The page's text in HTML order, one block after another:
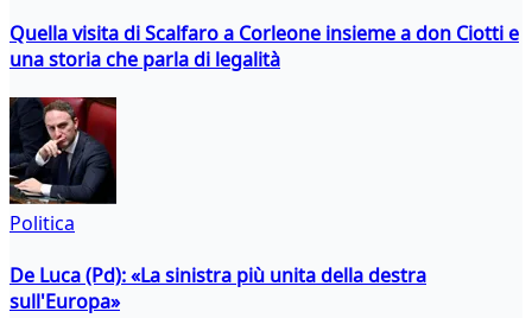
Quella visita di Scalfaro a Corleone insieme a don Ciotti e
una storia che parla di legalità
Politica
De Luca (Pd): «La sinistra più unita della destra
sull'Europa»